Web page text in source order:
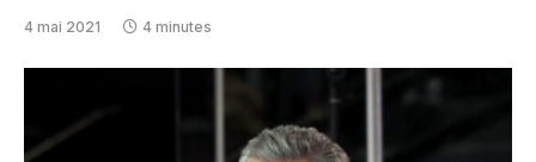
4 mai 2021 4 minutes